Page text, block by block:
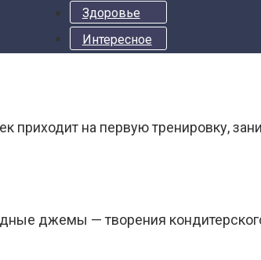
Здоровье
Интересное
на первую тренировку,
джемы — творения